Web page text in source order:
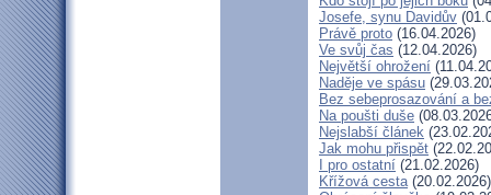
Josefe, synu Davidův
Právě proto (16.04.2026)
Ve svůj čas (12.04.2026)
Největší ohrožení
Naděje ve spásu
Bez sebeprosazování a
Na poušti duše
Nejslabší článek
Jak mohu přispět
I pro ostatní (21.02.2026)
Křížová cesta(20.02.2026)